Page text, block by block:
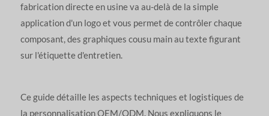
fabrication directe en usine va au-delà de la simple
application d'un logo et vous permet de contrôler chaque
composant, des graphiques cousu main au texte figurant
sur l'étiquette d'entretien.
Ce guide détaille les aspects techniques et logistiques de
la personnalisation OEM/ODM. Nous expliquons le